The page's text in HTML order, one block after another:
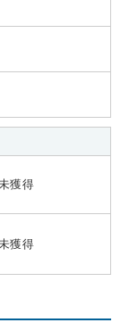
獲得
獲得